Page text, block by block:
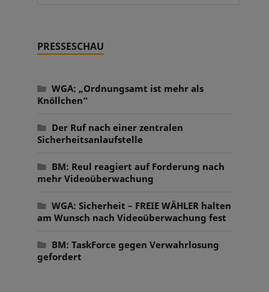
PRESSESCHAU
WGA: „Ordnungsamt ist mehr als
Knöllchen“
Der Ruf nach einer zentralen
Sicherheitsanlaufstelle
BM: Reul reagiert auf Forderung nach
mehr Videoüberwachung
WGA: Sicherheit – FREIE WÄHLER halten
am Wunsch nach Videoüberwachung fest
BM: TaskForce gegen Verwahrlosung
gefordert